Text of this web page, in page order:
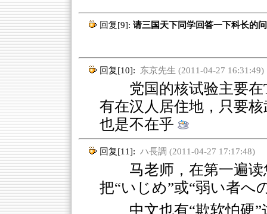
回复[9]: 请三国天下同学回答一下科长的
回复[10]: 东京先生 (2011-04-27 16:31:49)
党国的核试验主要在
有在汉人居住地，只要
也是不在乎
回复[11]: ハ長調 (2011-04-27 17:17:48)
马老师，在第一遍读
把“いじめ”或“弱い者へ
中文也有“欺软怕硬